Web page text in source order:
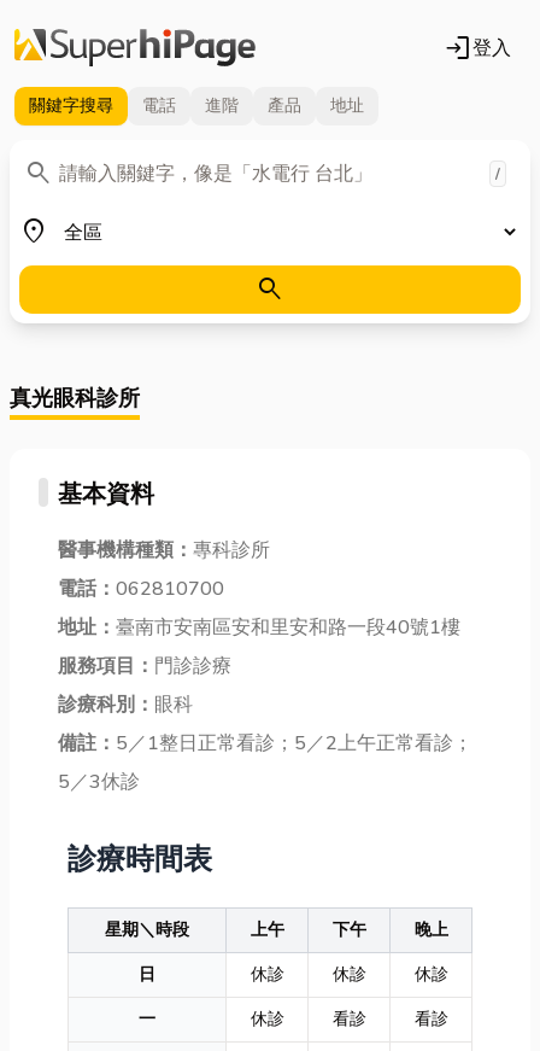
login登入
關鍵字搜尋 電話 進階 產品 地址
search
關鍵字 /
place
地區
search
真光眼科診所
基本資料
醫事機構種類： 專科診所
電話： 062810700
地址： 臺南市安南區安和里安和路一段40號1樓
服務項目： 門診診療
診療科別： 眼科
備註： 5／1整日正常看診；5／2上午正常看診；
5／3休診
診療時間表
星期＼時段 上午 下午
晚上
日
休診 休診
休診
一
休診 看診
看診